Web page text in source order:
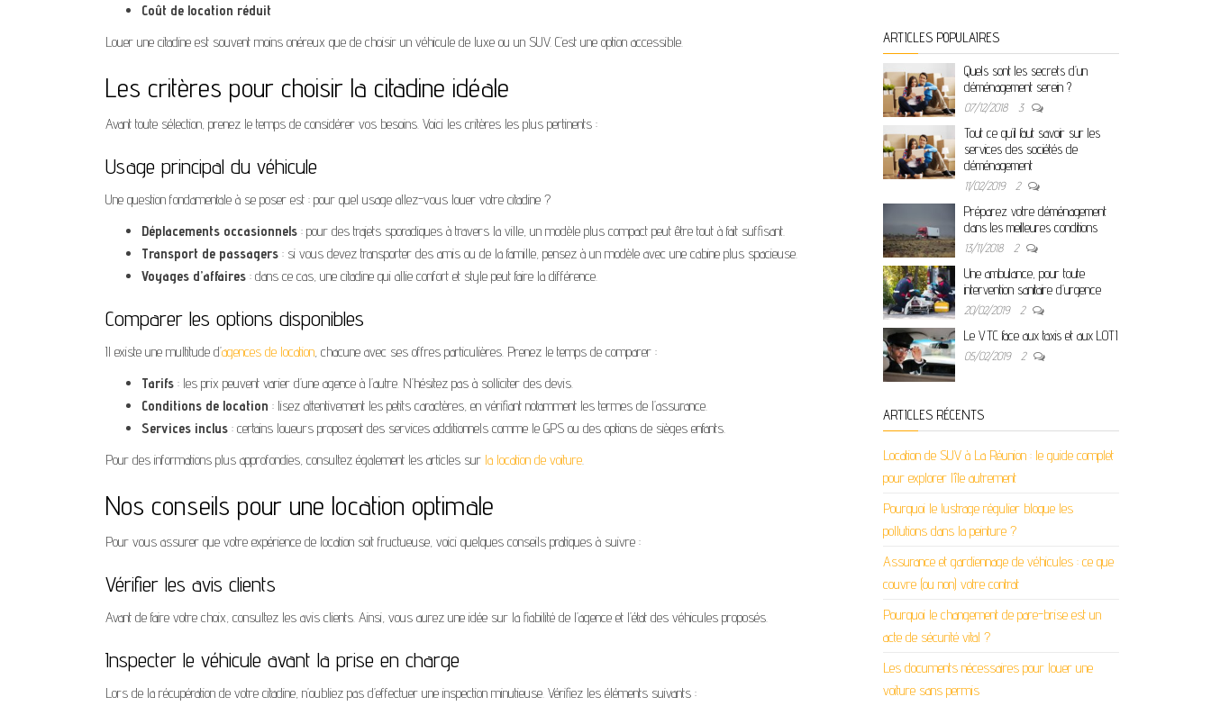
Coût de location réduit
Louer une citadine est souvent moins onéreux que de choisir un véhicule de luxe ou un SUV. C’est une option accessible.
Les critères pour choisir la citadine idéale
Avant toute sélection, prenez le temps de considérer vos besoins. Voici les critères les plus pertinents :
Usage principal du véhicule
Une question fondamentale à se poser est : pour quel usage allez-vous louer votre citadine ?
Déplacements occasionnels : pour des trajets sporadiques à travers la ville, un modèle plus compact peut être tout à fait suffisant.
Transport de passagers : si vous devez transporter des amis ou de la famille, pensez à un modèle avec une cabine plus spacieuse.
Voyages d’affaires : dans ce cas, une citadine qui allie confort et style peut faire la différence.
Comparer les options disponibles
Il existe une multitude d’agences de location , chacune avec ses offres particulières. Prenez le temps de comparer :
Tarifs : les prix peuvent varier d’une agence à l’autre. N’hésitez pas à solliciter des devis.
Conditions de location : lisez attentivement les petits caractères, en vérifiant notamment les termes de l’assurance.
Services inclus : certains loueurs proposent des services additionnels comme le GPS ou des options de sièges enfants.
Pour des informations plus approfondies, consultez également les articles sur la location de voiture
Nos conseils pour une location optimale
Pour vous assurer que votre expérience de location soit fructueuse, voici quelques conseils pratiques à suivre :
Vérifier les avis clients
Avant de faire votre choix, consultez les avis clients. Ainsi, vous aurez une idée sur la fiabilité de l’agence et l’état des véhicules proposés.
Inspecter le véhicule avant la prise en charge
Lors de la récupération de votre citadine, n’oubliez pas d’effectuer une inspection minutieuse. Vérifiez les éléments suivants :
ARTICLES POPULAIRES
Quels sont les secrets d’un
déménagement serein ?
07/12/2018 3
Tout ce qu’il faut savoir sur les
services des sociétés de
déménagement
11/02/2019 2
Préparez votre déménagement
dans les meilleures conditions
13/11/2018 2
Une ambulance, pour toute
intervention sanitaire d’urgence
20/02/2019 2
Le VTC face aux taxis et aux LOTI
05/02/2019 2
ARTICLES RÉCENTS
Location de SUV à La Réunion : le guide complet
pour explorer l’île autrement
Pourquoi le lustrage régulier bloque les
pollutions dans la peinture ?
Assurance et gardiennage de véhicules : ce que
couvre (ou non) votre contrat
Pourquoi le changement de pare-brise est un
acte de sécurité vital ?
Les documents nécessaires pour louer une
voiture sans permis